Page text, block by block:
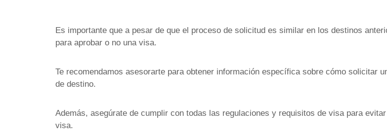
Es importante que a pesar de que el proceso de solicitud es similar en los destinos
para aprobar o no una visa.
Te recomendamos asesorarte para obtener información específica sobre cómo solicitar
de destino.
Además, asegúrate de cumplir con todas las regulaciones y requisitos de visa para
visa.